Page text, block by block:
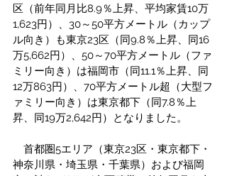
区（前年同月比8.9％上昇、平均家賃10万
1,623円）、30～50平方メートル（カップ
ル向き）も東京23区（同9.8％上昇、同16
万5,662円）、50～70平方メートル（ファ
ミリー向き）は福岡市（同11.1％上昇、同
12万863円）、70平方メートル超（大型フ
ァミリー向き）は東京都下（同7.8％上
昇、同19万2,642円）となりました。
首都圏5エリア（東京23区・東京都下・
神奈川県・埼玉県・千葉県）および福岡